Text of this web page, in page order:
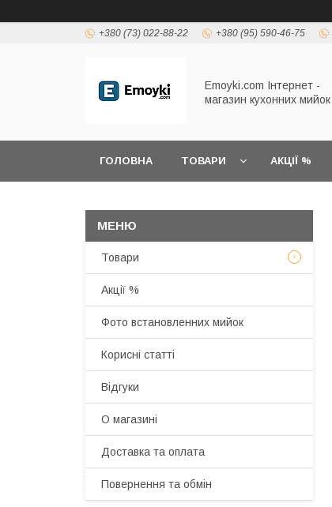
+380 (73) 022-88-22 +380 (95) 590-46-75
Emoyki.com Інтернет -
магазин кухонних мийок
ГОЛОВНА ТОВАРИ АКЦІЇ %
Товари
Акції %
Фото встановленних мийок
Корисні статті
Відгуки
О магазині
Доставка та оплата
Повернення та обмін